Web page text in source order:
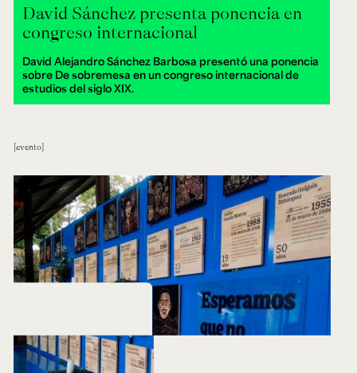
David Sánchez presenta ponencia en
congreso internacional
David Alejandro Sánchez Barbosa presentó una ponencia
sobre De sobremesa en un congreso internacional de
estudios del siglo XIX.
evento